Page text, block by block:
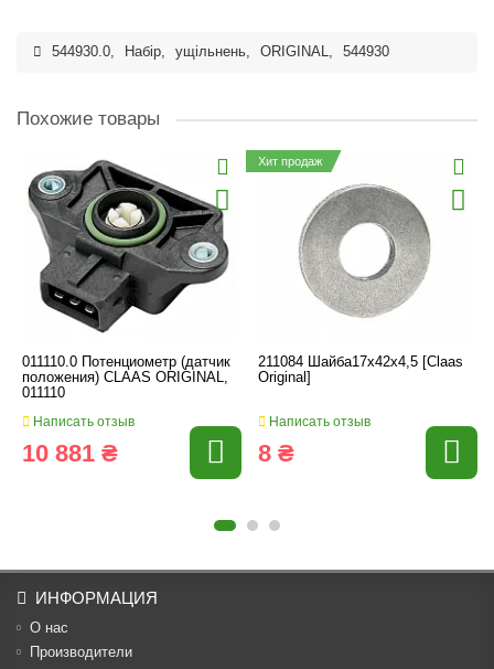
544930.0, Набір, ущільнень, ORIGINAL, 544930
Похожие товары
011110.0 Потенциометр (датчик
положения) CLAAS ORIGINAL,
011110
Написать отзыв
10 881 ₴
Хит продаж
211084 Шайба17х42х4,5 [Claas
Original]
Написать отзыв
8 ₴
ИНФОРМАЦИЯ
О нас
Производители